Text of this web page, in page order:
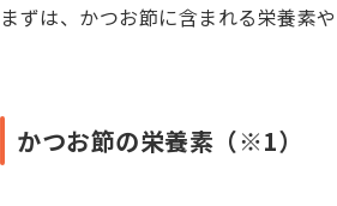
まずは、かつお節に含まれる栄養素
かつお節の栄養素（※1）